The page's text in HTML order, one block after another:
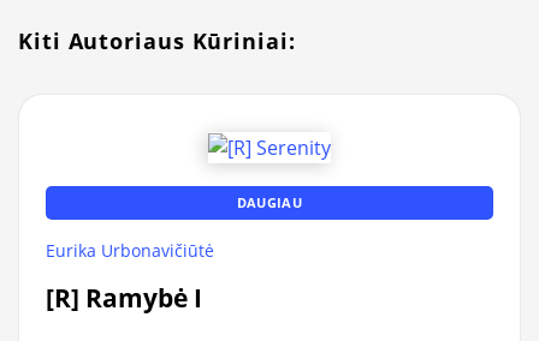
Kiti Autoriaus Kūriniai:
DAUGIAU
Eurika Urbonavičiūtė
[R] Ramybė I